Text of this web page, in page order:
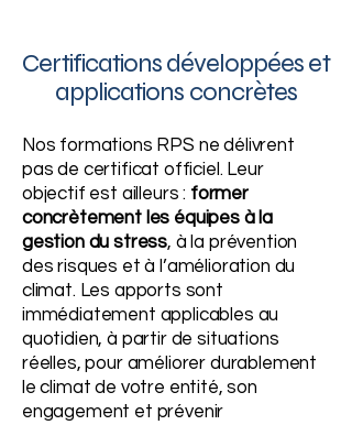
Certifications développées et
applications concrètes
Nos formations RPS ne délivrent
pas de certificat officiel. Leur
objectif est ailleurs : former
concrètement les équipes à la
gestion du stress, à la prévention
des risques et à l’amélioration du
climat. Les apports sont
immédiatement applicables au
quotidien, à partir de situations
réelles, pour améliorer durablement
le climat de votre entité, son
engagement et prévenir